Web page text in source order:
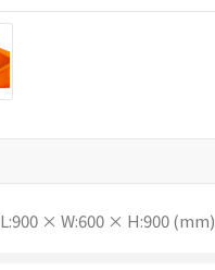
L:900 × W:600 × H:900 (mm)